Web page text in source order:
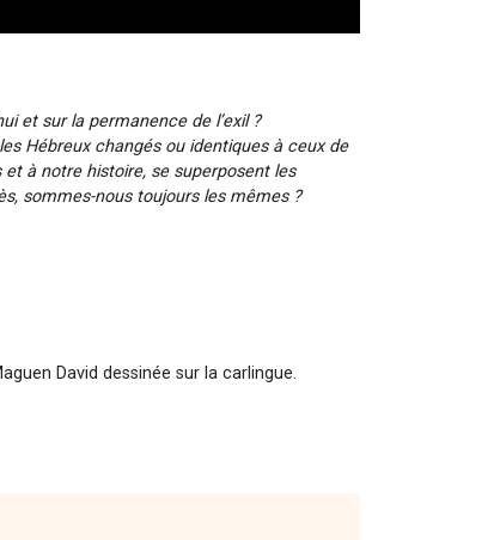
et sur la permanence de l’exil ?
Hébreux changés ou identiques à ceux de
et à notre histoire, se superposent les
sommes-nous toujours les mêmes ?
David dessinée sur la carlingue.